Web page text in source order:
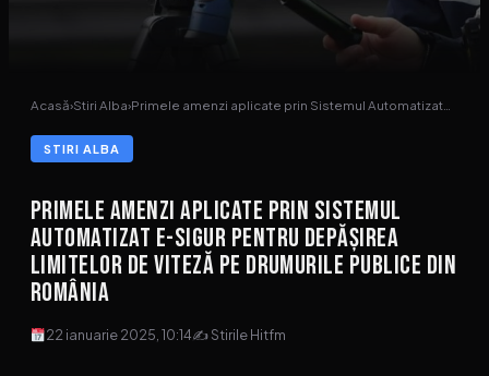
Acasă›Stiri Alba›Primele amenzi aplicate prin Sistemul Automatizat…
STIRI ALBA
Primele amenzi aplicate prin Sistemul
Automatizat e-SIGUR pentru depășirea
limitelor de viteză pe drumurile publice din
România
22 ianuarie 2025, 10:14✍ Stirile Hitfm